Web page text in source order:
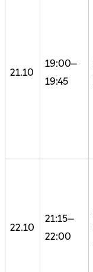
21.10
19:00–
19:45
22.10
21:15–
22:00